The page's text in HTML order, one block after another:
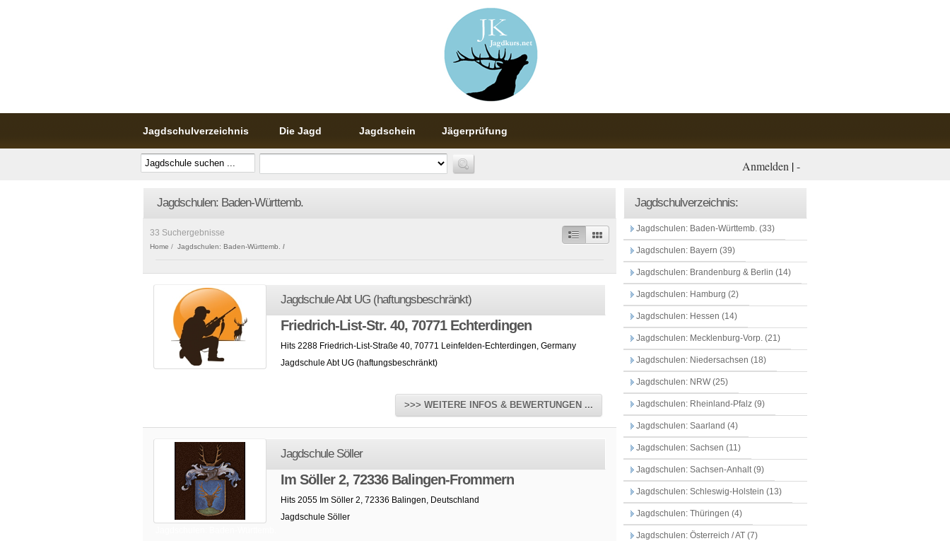
Jagdschulverzeichnis Die Jagd Jagdschein Jägerprüfung
Anmelden |-
Jagdschulen: Baden-Württemb.
33 Suchergebnisse
Home Jagdschulen: Baden-Württemb.
Jagdschule Abt UG (haftungsbeschränkt)
Friedrich-List-Str. 40, 70771 Echterdingen
Hits 2288 Friedrich-List-Straße 40, 70771 Leinfelden-Echterdingen, Germany
Jagdschule Abt UG (haftungsbeschränkt)
>>> WEITERE INFOS & BEWERTUNGEN ...
Jagdschule Söller
Im Söller 2, 72336 Balingen-Frommern
Hits 2055 Im Söller 2, 72336 Balingen, Deutschland
Jagdschule Söller
Jagdschulverzeichnis:
Jagdschulen: Baden-Württemb. (33)
Jagdschulen: Bayern (39)
Jagdschulen: Brandenburg & Berlin (14)
Jagdschulen: Hamburg (2)
Jagdschulen: Hessen (14)
Jagdschulen: Mecklenburg-Vorp. (21)
Jagdschulen: Niedersachsen (18)
Jagdschulen: NRW (25)
Jagdschulen: Rheinland-Pfalz (9)
Jagdschulen: Saarland (4)
Jagdschulen: Sachsen (11)
Jagdschulen: Sachsen-Anhalt (9)
Jagdschulen: Schleswig-Holstein (13)
Jagdschulen: Thüringen (4)
Jagdschulen: Österreich / AT (7)